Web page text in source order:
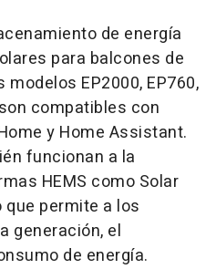
de energía
para balcones de
modelos EP2000, EP760,
compatibles con
y Home Assistant.
funcionan a la
HEMS como Solar
que permite a los
generación, el
de energía.